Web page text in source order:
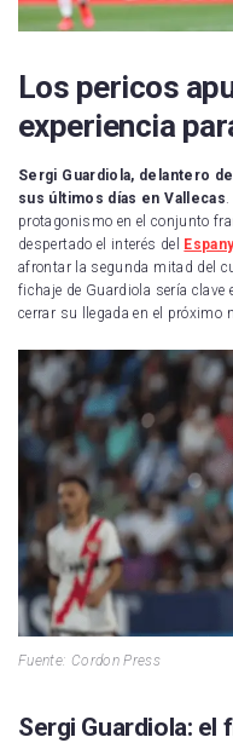
Los pericos
experiencia
Sergi Guardiola, delantero del
sus últimos días en Vallecas
protagonismo en el conjunto
despertado el interés del
afrontar la segunda mitad del
fichaje de Guardiola sería
cerrar su llegada en el próximo
Fuente: Cordon Press
Sergi Guardiola: el